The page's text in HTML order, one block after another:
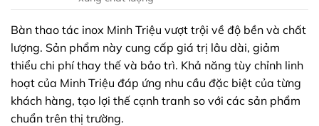
Bàn thao tác inox Minh Triệu vượt trội về độ bền và chất
lượng. Sản phẩm này cung cấp giá trị lâu dài, giảm
thiểu chi phí thay thế và bảo trì. Khả năng tùy chỉnh linh
hoạt của Minh Triệu đáp ứng nhu cầu đặc biệt của từng
khách hàng, tạo lợi thế cạnh tranh so với các sản phẩm
chuẩn trên thị trường.